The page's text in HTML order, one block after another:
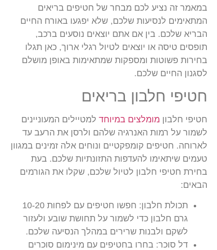
במאמר זה נציע לכם מבחר של חטיפים בריאים
המתאימים לנסיעות שלכם, שלא יפגעו באורח החיים
הבריא שלכם. בין אם אתם יוצאים נוסעים ברכב,
תופסים טיסה או יוצאים לטיול רגלי ארוך, כאן תגלו
בחירות פשוטות ומספקות שמתאימות באופן מושלם
לסגנון החיים שלכם.
חטיפי חלבון בריאים
חטיפי חלבוןמומלצים במיוחדלמטיילים המעוניינים
לשמור על רמות האנרגיה שלהם ולרסן את הרעב עד
לארוחה. חטיפים קומפקטיים ונוחים אלה זמינים במגוון
טעמים שיתאימו להעדפות התזונתיות שלכם. בעת
בחירת חטיפי חלבון לטיול שלכם, שקלו את הגורמים
הבאים:
תכולת חלבון:
חפשו חטיפים עם לפחות 10-20
גרם חלבון כדי לשמור על תחושת שובע ולעזור
לשקם ולבנות שרירים במהלך הנסיעה שלכם.
דל סוכר:בחרו בחטיפים עם מינימום סוכרים